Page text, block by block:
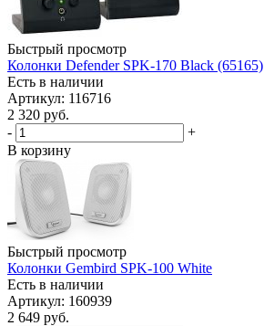
Быстрый просмотр
Колонки Defender SPK-170 Black (65165)
Есть в наличии
Артикул: 116716
2 320 руб.
-
+
В корзину
Быстрый просмотр
Колонки Gembird SPK-100 White
Есть в наличии
Артикул: 160939
2 649 руб.